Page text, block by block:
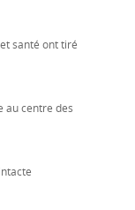
santé ont tiré
au centre des